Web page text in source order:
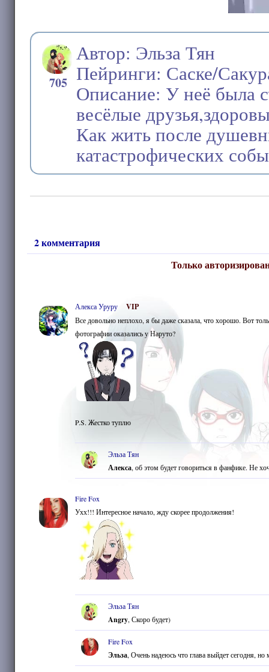
705
Автор: Эльза Тян
Пейринги: Саске/
Описание: У неё была
весёлые
Как жить после
катастрофических
2 комментария
Только
Алекса Уруру VIP
Все довольно неплохо, я бы даже сказала, что хорошо. Вот
фотографии оказались у Наруто?
P.S. Жестко туплю
Эльза Тян
Алекса, об этом будет говориться в фанфике. Не
Fire Fox
Ухх!!! Интересное начало, жду скорее продолжения!
Эльза Тян
Angry, Скоро будет)
Fire Fox
Эльза, Очень надеюсь что глава выйдет сегодня,